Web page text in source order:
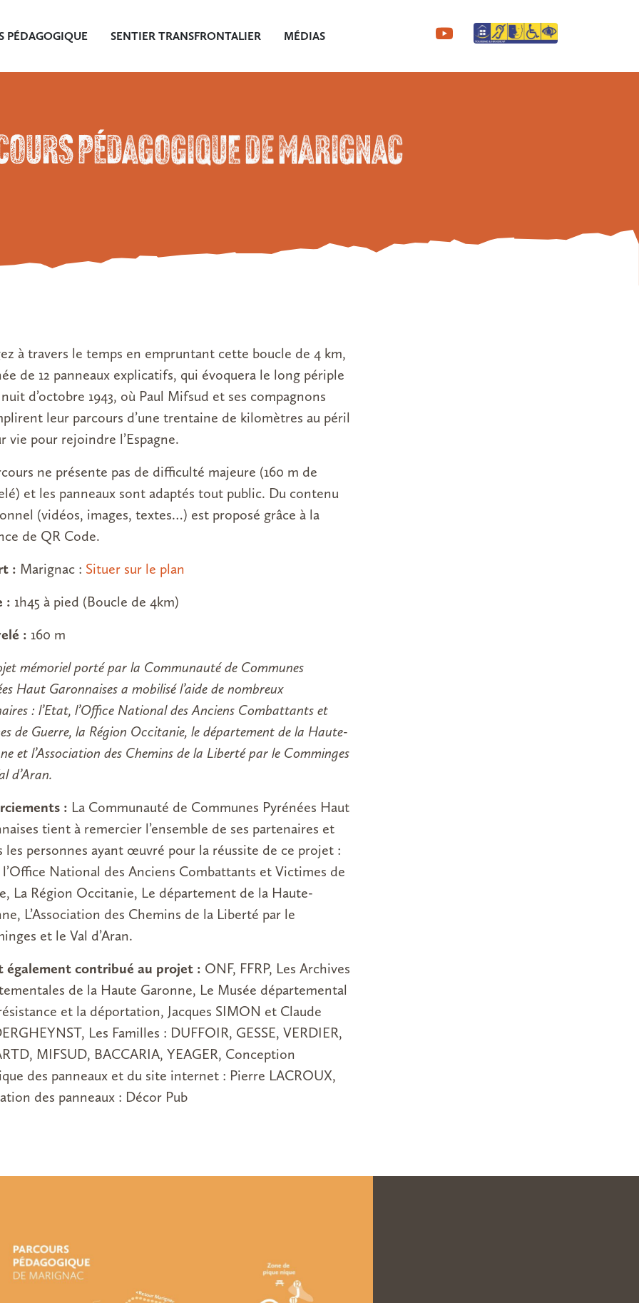
PÉDAGOGIQUE SENTIER TRANSFRONTALIER MÉDIAS
PÉDAGOGIQUE DE MARIGNAC
à travers le temps en empruntant cette boucle de 4 km,
de 12 panneaux explicatifs, qui évoquera le long périple
nuit d’octobre 1943, où Paul Mifsud et ses compagnons
leur parcours d’une trentaine de kilomètres au péril
vie pour rejoindre l’Espagne.
ne présente pas de difficulté majeure (160 m de
et les panneaux sont adaptés tout public. Du contenu
(vidéos, images, textes…) est proposé grâce à la
de QR Code.
: Marignac : Situer sur le plan
: 1h45 à pied (Boucle de 4km)
: 160 m
mémoriel porté par la Communauté de Communes
Haut Garonnaises a mobilisé l’aide de nombreux
: l’Etat, l’Office National des Anciens Combattants et
de Guerre, la Région Occitanie, le département de la Haute-
et l’Association des Chemins de la Liberté par le Comminges
d’Aran.
: La Communauté de Communes Pyrénées Haut
tient à remercier l’ensemble de ses partenaires et
les personnes ayant œuvré pour la réussite de ce projet :
l’Office National des Anciens Combattants et Victimes de
La Région Occitanie, Le département de la Haute-
L’Association des Chemins de la Liberté par le
et le Val d’Aran.
également contribué au projet : ONF, FFRP, Les Archives
de la Haute Garonne, Le Musée départemental
et la déportation, Jacques SIMON et Claude
Les Familles : DUFFOIR, GESSE, VERDIER,
MIFSUD, BACCARIA, YEAGER, Conception
des panneaux et du site internet : Pierre LACROUX,
des panneaux : Décor Pub